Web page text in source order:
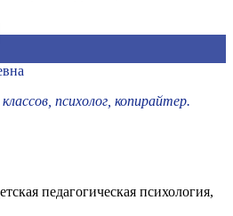
психолог, копирайтер.
педагогическая психология,